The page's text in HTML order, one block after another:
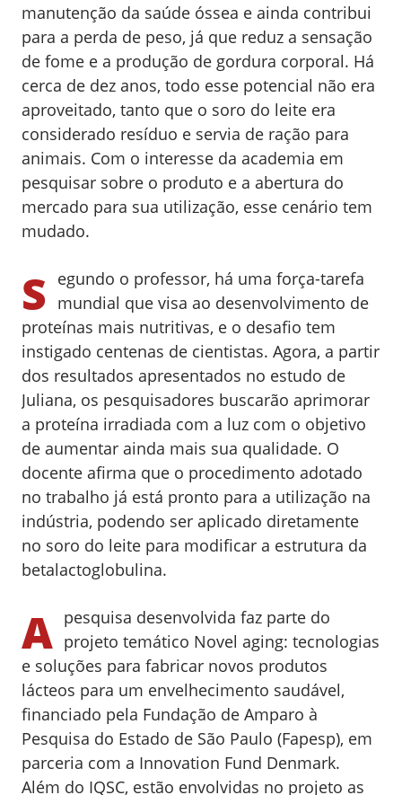
manutenção da saúde óssea e ainda contribui
para a perda de peso, já que reduz a sensação
de fome e a produção de gordura corporal. Há
cerca de dez anos, todo esse potencial não era
aproveitado, tanto que o soro do leite era
considerado resíduo e servia de ração para
animais. Com o interesse da academia em
pesquisar sobre o produto e a abertura do
mercado para sua utilização, esse cenário tem
mudado.
S
egundo o professor, há uma força-tarefa
mundial que visa ao desenvolvimento de
proteínas mais nutritivas, e o desafio tem
instigado centenas de cientistas. Agora, a partir
dos resultados apresentados no estudo de
Juliana, os pesquisadores buscarão aprimorar
a proteína irradiada com a luz com o objetivo
de aumentar ainda mais sua qualidade. O
docente afirma que o procedimento adotado
no trabalho já está pronto para a utilização na
indústria, podendo ser aplicado diretamente
no soro do leite para modificar a estrutura da
betalactoglobulina.
A pesquisa desenvolvida faz parte do
projeto temático Novel aging: tecnologias
e soluções para fabricar novos produtos
lácteos para um envelhecimento saudável,
financiado pela Fundação de Amparo à
Pesquisa do Estado de São Paulo (Fapesp), em
parceria com a Innovation Fund Denmark.
Além do IQSC, estão envolvidas no projeto as